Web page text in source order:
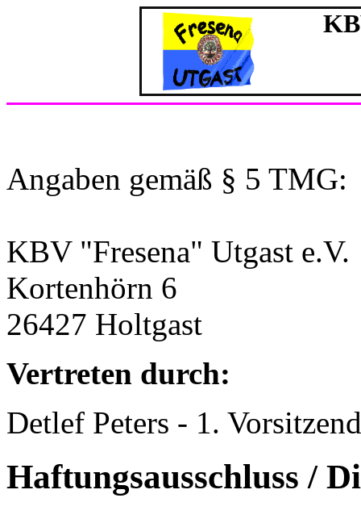
Angaben gemäß § 5 TMG:
KBV "Fresena" Utgast e.V.
Kortenhörn 6
26427 Holtgast
Vertreten durch:
Detlef Peters - 1.
Haftungsausschluss /